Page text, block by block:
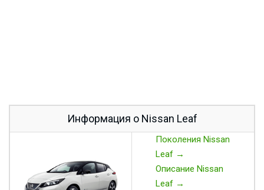
Информация о Nissan Leaf
Поколения Nissan
Leaf →
Описание Nissan
Leaf →